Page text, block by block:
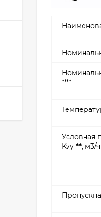
****
Условная
Kvy **, м3/ч